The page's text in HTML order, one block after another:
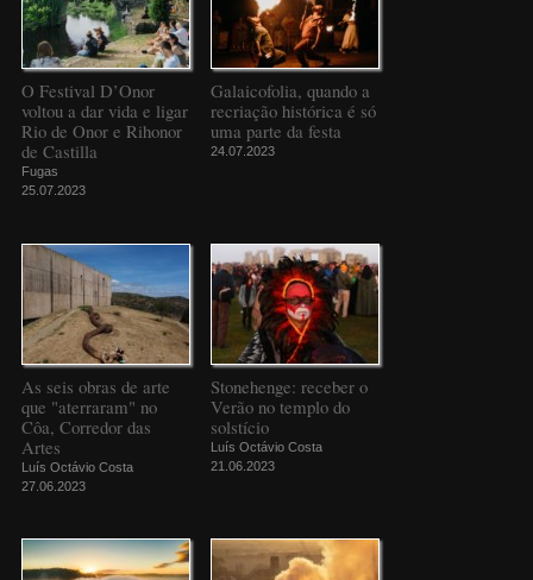
O Festival D’Onor
voltou a dar vida e ligar
Rio de Onor e Rihonor
de Castilla
Fugas
25.07.2023
Galaicofolia, quando a
recriação histórica é só
uma parte da festa
24.07.2023
As seis obras de arte
que "aterraram" no
Côa, Corredor das
Artes
Luís Octávio Costa
27.06.2023
Stonehenge: receber o
Verão no templo do
solstício
Luís Octávio Costa
21.06.2023